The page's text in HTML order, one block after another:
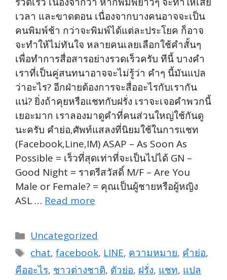
เวลา และขาดตอน เนื่องจากบางคนอาจจะเป็น
คนพิมพ์ช้า กว่าจะพิมพ์ได้แต่ละประโยค ก็อาจ
จะทำให้ไม่ทันใจ หลายคนเลยเลือกใช้คำสั้นๆ
เพื่อทำการสื่อสารอย่างรวดเร็วครับ ทีนี้ บางคำ
เราที่เป็นคู่สนทนาอาจจะไม่รู้ว่า คำๆ นี้มันแปล
ว่าอะไร? อีกฝ่ายต้องการจะสื่ออะไรกับเรากัน
แน่? ยิ่งถ้าคุยหรือแชทกับฝรั่ง เราจะเจอคำพวกนี้
เยอะมาก เราลองมาดูคำที่คนส่วนใหญ่ใช้กันดู
นะครับ คำย่อ,ศัพท์แสลงที่นิยมใช้ในการแชท
(Facebook,Line,IM) ASAP – As Soon As
Possible = เร็วที่สุดเท่าที่จะเป็นไปได้ GN –
Good Night = ราตรีสวัสดิ์ M/F – Are You
Male or Female? = คุณเป็นผู้ชายหรือผู้หญิง
ASL … Read more
Categories
Uncategorized
Tags
chat,facebook, LINE, ความหมาย, คำย่อ,
คืออะไร, ชาวต่างชาติ, ตัวย่อ, ฝรั่ง, แชท, แปล